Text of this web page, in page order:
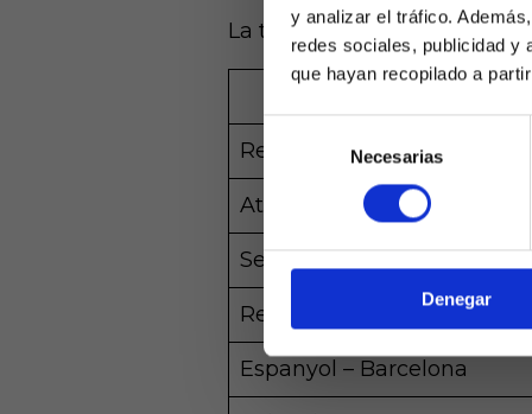
y analizar el tráfico.
redes sociales, publicidad y
que hayan recopilado a
Selección
de
consentimiento
Necesarias
Denegar
mayores de
de
La temporada estará
Real Madrid – Barcelona
Atlético – Real Madrid
Sevilla – Betis
Real Sociedad – Athletic
Espanyol – Barcelona